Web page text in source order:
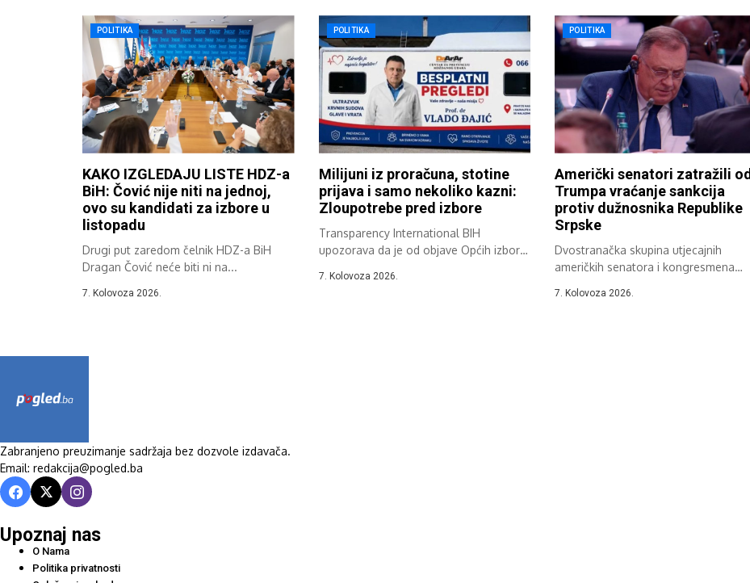
POLITIKA
KAKO IZGLEDAJU LISTE HDZ-a
BiH: Čović nije niti na jednoj,
ovo su kandidati za izbore u
listopadu
Drugi put zaredom čelnik HDZ-a BiH
Dragan Čović neće biti ni na...
7. Kolovoza 2026.
POLITIKA
Milijuni iz proračuna, stotine
prijava i samo nekoliko kazni:
Zloupotrebe pred izbore
Transparency International BIH
upozorava da je od objave Općih izbora
7. Kolovoza 2026.
POLITIKA
Američki senatori zatražili od
Trumpa vraćanje sankcija
protiv dužnosnika Republike
Srpske
Dvostranačka skupina utjecajnih
američkih senatora i kongresmena
američkog...
7. Kolovoza 2026.
Zabranjeno preuzimanje sadržaja bez dozvole izdavača.
Email: redakcija@pogled.ba
Upoznaj nas
O Nama
Politika privatnosti